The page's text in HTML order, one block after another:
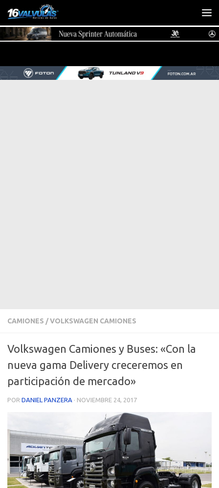
Saltar al contenido
CAMIONES /VOLKSWAGEN CAMIONES
Volkswagen Camiones y Buses: «Con la
nueva gama Delivery creceremos en
participación de mercado»
POR DANIEL PANZERA · NOVIEMBRE 24, 2017